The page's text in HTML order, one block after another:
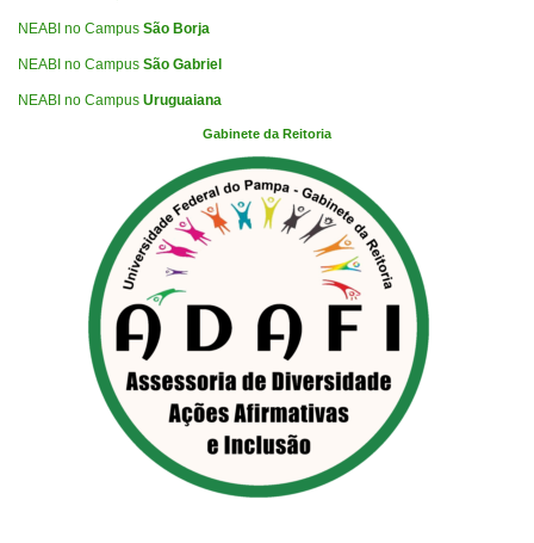
NEABI no Campus São Borja
NEABI no Campus São Gabriel
NEABI no Campus Uruguaiana
Gabinete da Reitoria